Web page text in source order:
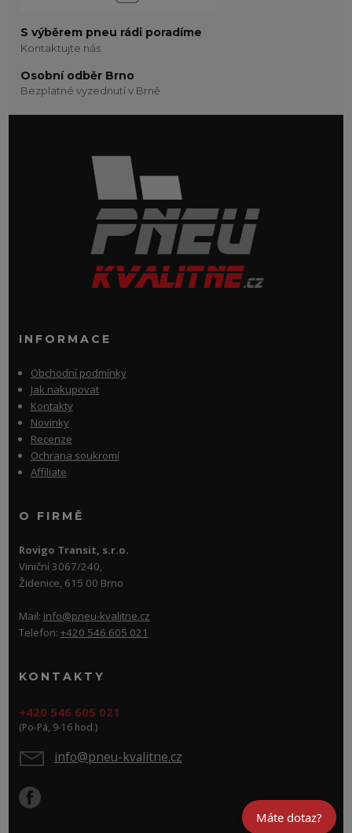
S výběrem pneu rádi poradíme
Kontaktujte nás
Osobní odběr Brno
Bezplatné vyzednutí v Brně
INFORMACE
Obchodní podmínky
Jak nakupovat
Kontakty
Novinky
Recenze
Ochrana soukromí
Affiliate
O FIRMĚ
Rovigo Transit, s.r.o.
Viniční 3067/240,
Židenice, 615 00 Brno
Mail: info@pneu-kvalitne.cz
Telefon: +420 546 605 021
KONTAKTY
+420 546 605 021
(Po-Pá, 9-16 hod.)
info@pneu-kvalitne.cz
Máte dotaz?